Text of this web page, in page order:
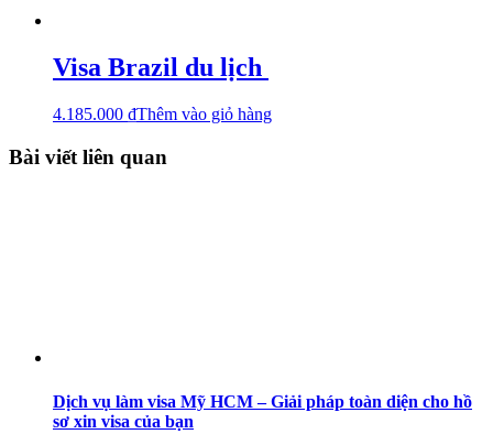
Visa Brazil du lịch
4.185.000 ₫Thêm vào giỏ hàng
Bài viết liên quan
Dịch vụ làm visa Mỹ HCM – Giải pháp toàn diện cho hồ
sơ xin visa của bạn